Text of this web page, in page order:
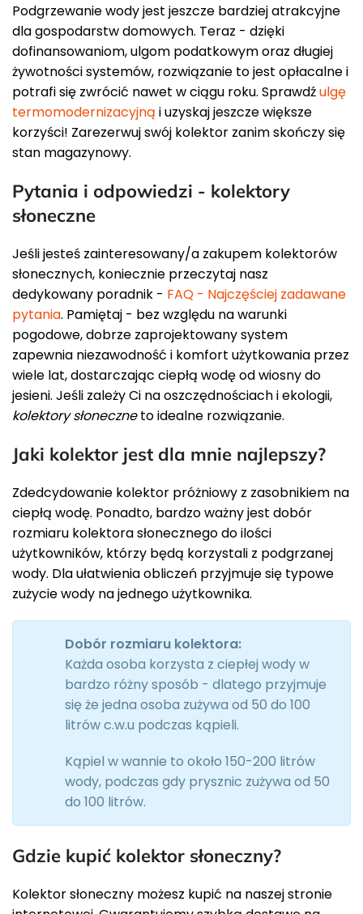
Podgrzewanie wody jest jeszcze bardziej atrakcyjne
dla gospodarstw domowych. Teraz - dzięki
dofinansowaniom, ulgom podatkowym oraz długiej
żywotności systemów, rozwiązanie to jest opłacalne i
potrafi się zwrócić nawet w ciągu roku. Sprawdźulgę
termomodernizacyjną i uzyskaj jeszcze większe
korzyści! Zarezerwuj swój kolektor zanim skończy się
stan magazynowy.
Pytania i odpowiedzi - kolektory
słoneczne
Jeśli jesteś zainteresowany/a zakupem kolektorów
słonecznych, koniecznie przeczytaj nasz
dedykowany poradnik - FAQ - Najczęściej zadawane
pytania. Pamiętaj - bez względu na warunki
pogodowe, dobrze zaprojektowany system
zapewnia niezawodność i komfort użytkowania przez
wiele lat, dostarczając ciepłą wodę od wiosny do
jesieni. Jeśli zależy Ci na oszczędnościach i ekologii,
kolektory słoneczneto idealne rozwiązanie.
Jaki kolektor jest dla mnie najlepszy?
Zdedcydowanie kolektor próżniowy z zasobnikiem na
ciepłą wodę. Ponadto, bardzo ważny jest dobór
rozmiaru kolektora słonecznego do ilości
użytkowników, którzy będą korzystali z podgrzanej
wody. Dla ułatwienia obliczeń przyjmuje się typowe
zużycie wody na jednego użytkownika.
Dobór rozmiaru kolektora:
Każda osoba korzysta z ciepłej wody w
bardzo różny sposób - dlatego przyjmuje
się że jedna osoba zużywa od 50 do 100
litrów c.w.u podczas kąpieli.
Kąpiel w wannie to około 150-200 litrów
wody, podczas gdy prysznic zużywa od 50
do 100 litrów.
Gdzie kupić kolektor słoneczny?
Kolektor słoneczny możesz kupić na naszej stronie